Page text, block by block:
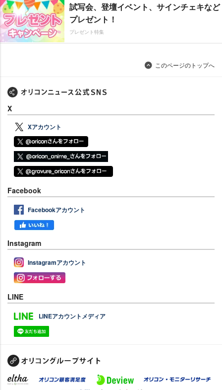
試写会、登壇イベント、サインチェキなど
プレゼント！
プレゼント特集
このページのトップへ
X
Xアカウント
Facebook
Facebookアカウント
Instagram
Instagramアカウント
LINE
LINEアカウントメディア